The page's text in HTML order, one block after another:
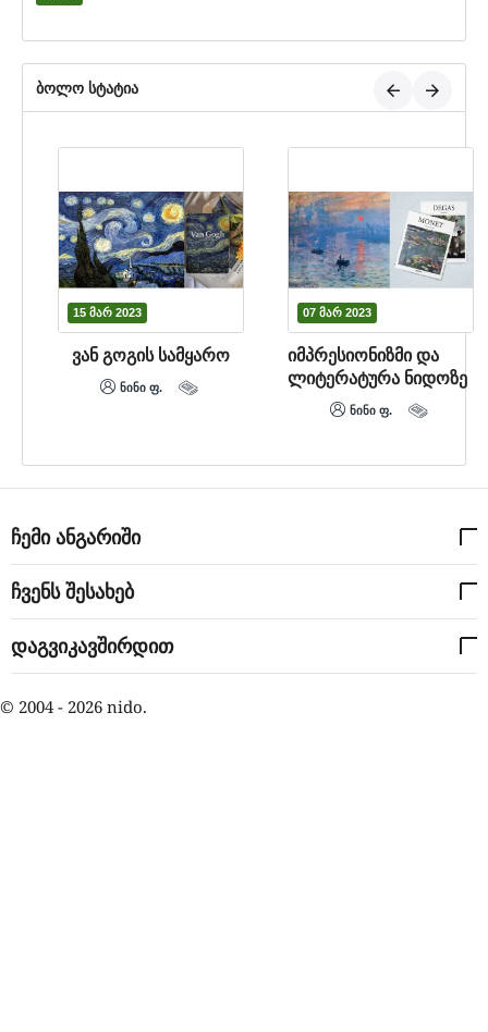
ბოლო სტატია
15 მარ 2023
ვან გოგის სამყარო
ნინი ფ.
07 მარ 2023
​იმპრესიონიზმი და
ლიტერატურა ნიდოზე
ნინი ფ.
ჩემი ანგარიში
ჩვენს შესახებ
დაგვიკავშირდით
© 2004 - 2026 nido.